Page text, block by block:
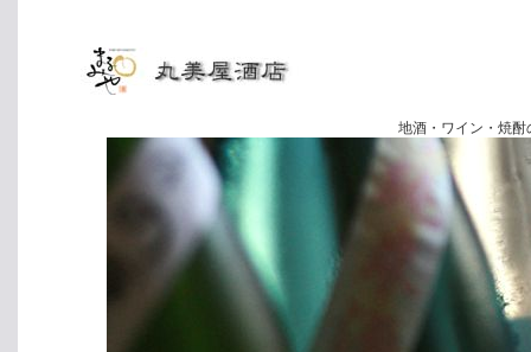
地酒・ワイン・焼酎の専門店